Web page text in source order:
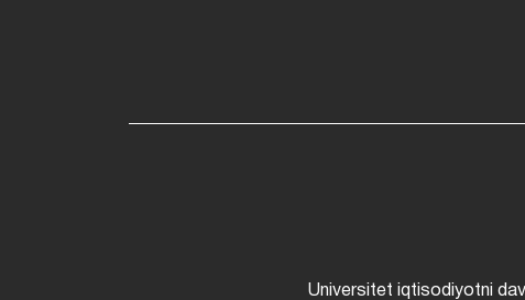
Universitet iqtisodiyotni